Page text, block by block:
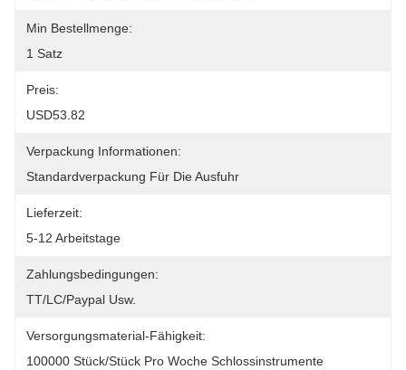
Min Bestellmenge:
1 Satz
Preis:
USD53.82
Verpackung Informationen:
Standardverpackung Für Die Ausfuhr
Lieferzeit:
5-12 Arbeitstage
Zahlungsbedingungen:
TT/LC/paypal Usw.
Versorgungsmaterial-Fähigkeit:
100000 Stück/Stück Pro Woche Schlossinstrumente